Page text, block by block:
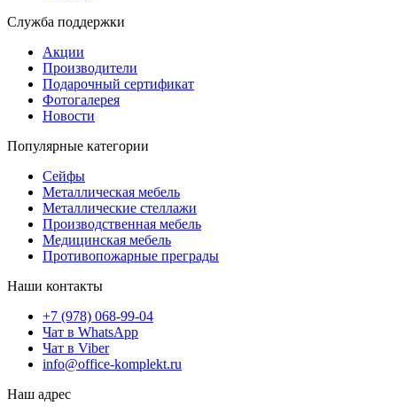
Служба поддержки
Акции
Производители
Подарочный сертификат
Фотогалерея
Новости
Популярные категории
Сейфы
Металлическая мебель
Металлические стеллажи
Производственная мебель
Медицинская мебель
Противопожарные преграды
Наши контакты
+7 (978) 068-99-04
Чат в WhatsApp
Чат в Viber
info@office-komplekt.ru
Наш адрес